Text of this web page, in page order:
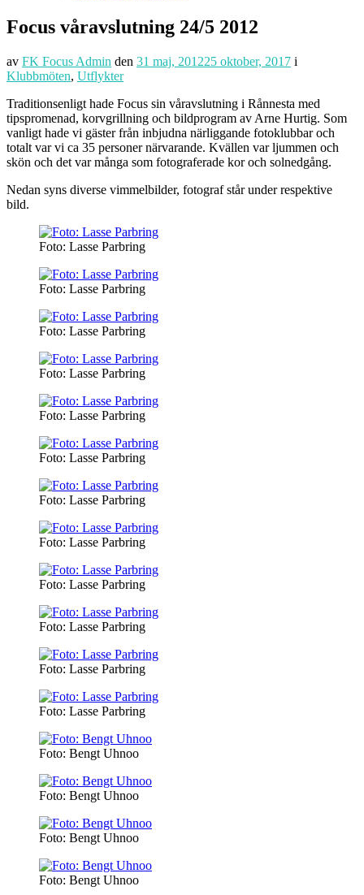
Focus våravslutning 24/5 2012
av FK Focus Admin den 31 maj, 201225 oktober, 2017 i
Klubbmöten, Utflykter
Traditionsenligt hade Focus sin våravslutning i Rånnesta med
tipspromenad, korvgrillning och bildprogram av Arne Hurtig. Som
vanligt hade vi gäster från inbjudna närliggande fotoklubbar och
totalt var vi ca 35 personer närvarande. Kvällen var ljummen och
skön och det var många som fotograferade kor och solnedgång.
Nedan syns diverse vimmelbilder, fotograf står under respektive
bild.
Foto: Lasse Parbring
Foto: Lasse Parbring
Foto: Lasse Parbring
Foto: Lasse Parbring
Foto: Lasse Parbring
Foto: Lasse Parbring
Foto: Lasse Parbring
Foto: Lasse Parbring
Foto: Lasse Parbring
Foto: Lasse Parbring
Foto: Lasse Parbring
Foto: Lasse Parbring
Foto: Bengt Uhnoo
Foto: Bengt Uhnoo
Foto: Bengt Uhnoo
Foto: Bengt Uhnoo